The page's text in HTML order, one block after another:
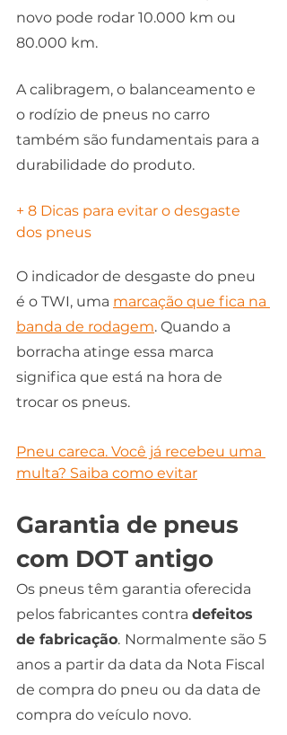
novo pode rodar 10.000 km ou
80.000 km.
A calibragem, o balanceamento e
o rodízio de pneus no carro
também são fundamentais para a
durabilidade do produto.
+ 8 Dicas para evitar o desgaste
dos pneus
O indicador de desgaste do pneu
é o TWI, uma marcação que fica na
banda de rodagem. Quando a
borracha atinge essa marca
significa que está na hora de
trocar os pneus.
Pneu careca. Você já recebeu uma
multa? Saiba como evitar
Garantia de pneus
com DOT antigo
Os pneus têm garantia oferecida
pelos fabricantes contra defeitos
de fabricação. Normalmente são 5
anos a partir da data da Nota Fiscal
de compra do pneu ou da data de
compra do veículo novo.